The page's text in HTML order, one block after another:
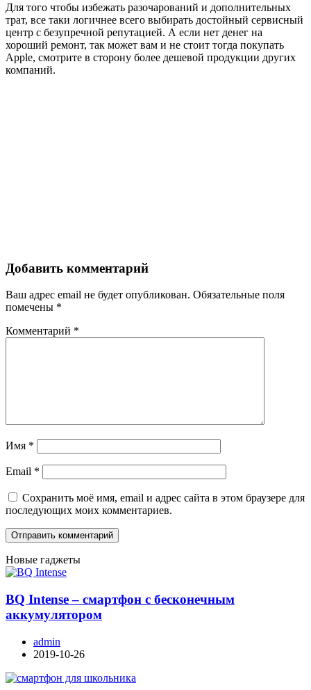
Для того чтобы избежать разочарований и дополнительных
трат, все таки логичнее всего выбирать достойный сервисный
центр с безупречной репутацией. А если нет денег на
хороший ремонт, так может вам и не стоит тогда покупать
Apple, смотрите в сторону более дешевой продукции других
компаний.
Добавить комментарий
Ваш адрес email не будет опубликован. Обязательные поля
помечены *
Комментарий *
Имя *
Email *
Сохранить моё имя, email и адрес сайта в этом браузере для
последующих моих комментариев.
Новые гаджеты
BQ Intense – смартфон с бесконечным
аккумулятором
admin
2019-10-26